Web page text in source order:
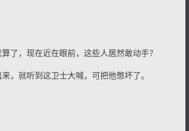
，现在近在眼前，这些人居然敢动手？
就听到这卫士大喊，可把他憋坏了。